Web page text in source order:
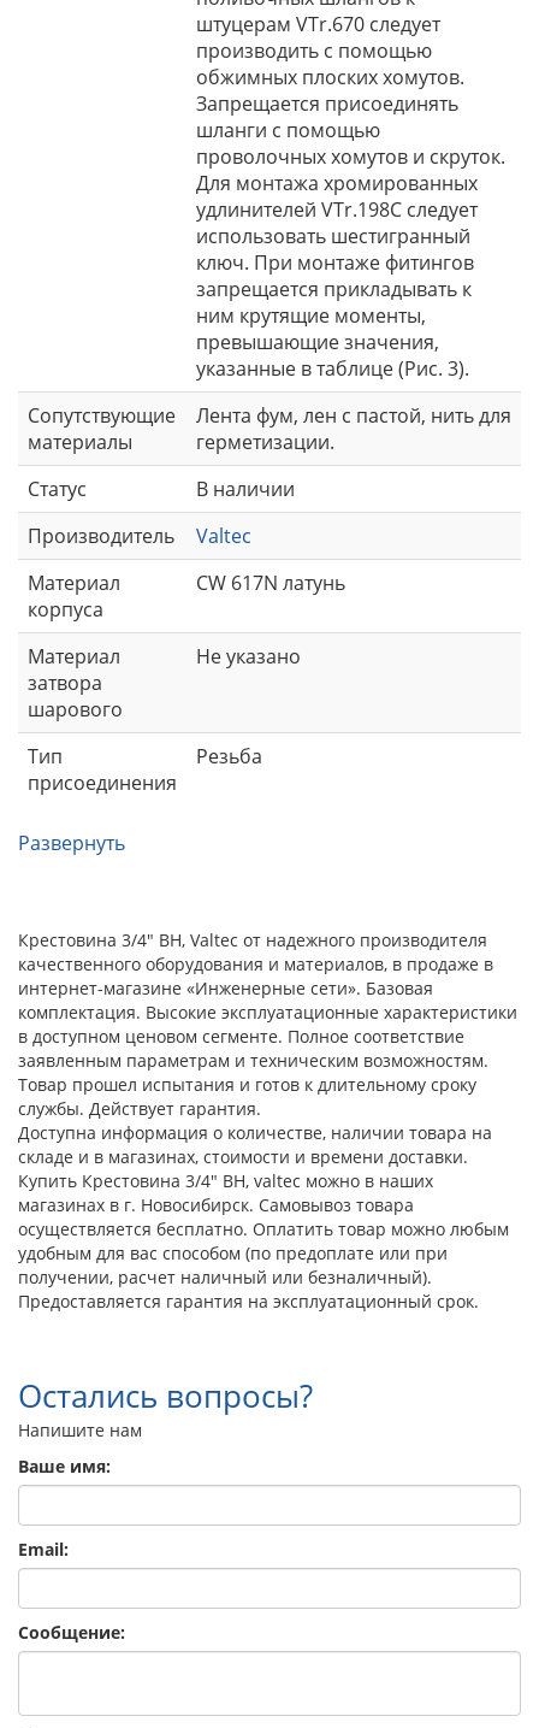
штуцерам VTr.670 следует
производить с помощью
обжимных плоских хомутов.
Запрещается присоединять
шланги с помощью
проволочных хомутов и скруток.
Для монтажа хромированных
удлинителей VTr.198C следует
использовать шестигранный
ключ. При монтаже фитингов
запрещается прикладывать к
ним крутящие моменты,
превышающие значения,
указанные в таблице (Рис. 3).
Сопутствующие
материалы
Лента фум, лен с пастой, нить для
герметизации.
Статус
В наличии
Производитель
Valtec
Материал
корпуса
CW 617N латунь
Материал
затвора
шарового
Не указано
Тип
присоединения
Резьба
Развернуть
Крестовина 3/4" ВН, Valtec от надежного производителя
качественного оборудования и материалов, в продаже в
интернет-магазине «Инженерные сети». Базовая
комплектация. Высокие эксплуатационные характеристики
в доступном ценовом сегменте. Полное соответствие
заявленным параметрам и техническим возможностям.
Товар прошел испытания и готов к длительному сроку
службы. Действует гарантия.
Доступна информация о количестве, наличии товара на
складе и в магазинах, стоимости и времени доставки.
Купить Крестовина 3/4" ВН, valtec можно в наших
магазинах в г. Новосибирск. Самовывоз товара
осуществляется бесплатно. Оплатить товар можно любым
удобным для вас способом (по предоплате или при
получении, расчет наличный или безналичный).
Предоставляется гарантия на эксплуатационный срок.
Остались вопросы?
Напишите нам
Ваше имя:
Email:
Сообщение: